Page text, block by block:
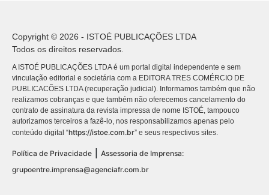
Copyright © 2026 - ISTOÉ PUBLICAÇÕES LTDA
Todos os direitos reservados.
A ISTOÉ PUBLICAÇÕES LTDA é um portal digital independente e sem
vinculação editorial e societária com a EDITORA TRES COMÉRCIO DE
PUBLICACÕES LTDA (recuperação judicial). Informamos também que não
realizamos cobranças e que também não oferecemos cancelamento do
contrato de assinatura da revista impressa de nome ISTOÉ, tampouco
autorizamos terceiros a fazê-lo, nos responsabilizamos apenas pelo
conteúdo digital “https://istoe.com.br” e seus respectivos sites.
Política de Privacidade
Assessoria de Imprensa:
grupoentre.imprensa@agenciafr.com.br